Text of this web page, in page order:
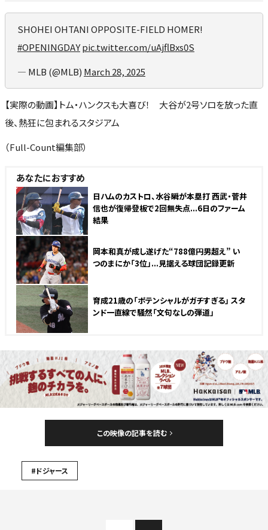
SHOHEI OHTANI OPPOSITE-FIELD HOMER!
#OPENINGDAYpic.twitter.com/uAjflBxs0S
— MLB (@MLB) March 28, 2025
【実際の動画】トム・ハンクスも大喜び！ 大谷が2号ソロを放った直
後、熱狂に包まれるスタジアム
（Full-Count編集部）
あなたにおすすめ
NEW
日ハムのカストロ、水谷瞬が本塁打 西武・菅井
信也が復帰登板で2回無失点...6日のファーム
結果
岡本和真が成し遂げた“788億円男超え” い
つのまにか「3位」...見据える球団記録更新
育成21歳の「ポテンシャルがガチすぎる」 スタ
ンド一直線で騒然「文句なしの弾道」
この映像の記事を読む
#ドジャース